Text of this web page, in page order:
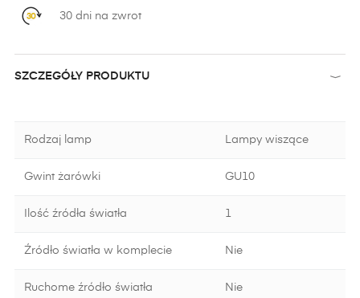
30 dni na zwrot
SZCZEGÓŁY PRODUKTU
Rodzaj lamp Lampy wiszące
Gwint żarówki GU10
Ilość źródła światła 1
Źródło światła w komplecie Nie
Ruchome źródło światła Nie